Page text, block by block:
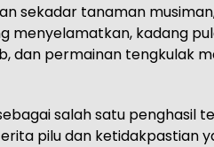
sekadar tanaman
menyelamatkan, kadang
dan permainan tengkulak
salah satu penghasil
pilu dan ketidakpastian